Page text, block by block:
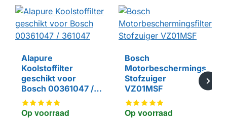
HUISMERK
Op voorraad
Alapure
Koolstoffilter
geschikt voor
Bosch 00361047 /
361047
Op voorraad
Bosch
Motorbeschermingsfilter
Stofzuiger
VZ01MSF